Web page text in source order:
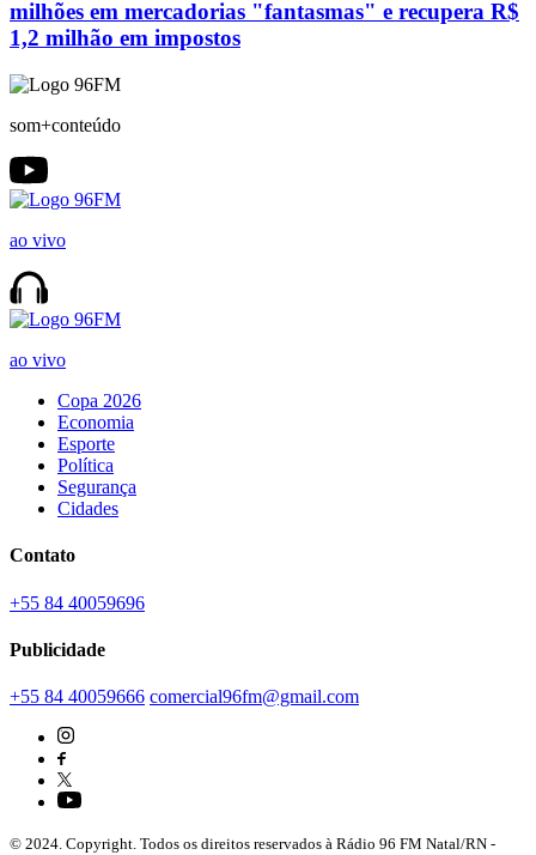
milhões em mercadorias "fantasmas" e recupera R$
1,2 milhão em impostos
som+conteúdo
ao vivo
ao vivo
Copa 2026
Economia
Esporte
Política
Segurança
Cidades
Contato
+55 84 40059696
Publicidade
+55 84 40059666 comercial96fm@gmail.com
© 2024. Copyright. Todos os direitos reservados à Rádio 96 FM Natal/RN -